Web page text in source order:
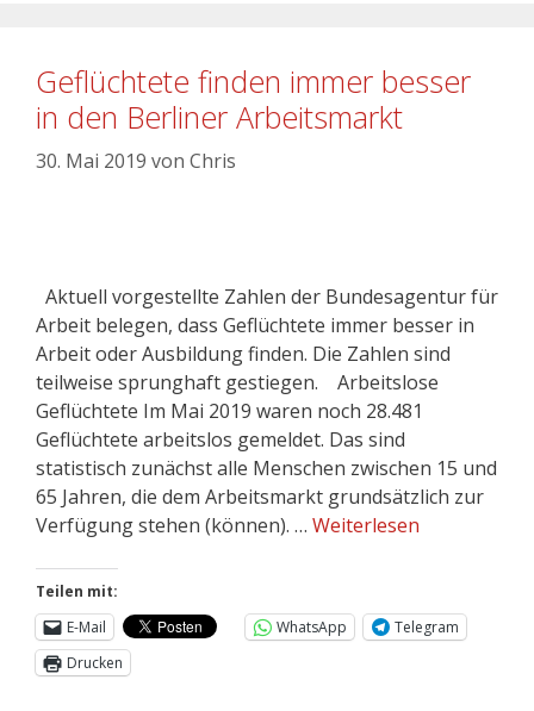
Geflüchtete finden immer besser
in den Berliner Arbeitsmarkt
30. Mai 2019 von Chris
Aktuell vorgestellte Zahlen der Bundesagentur für
Arbeit belegen, dass Geflüchtete immer besser in
Arbeit oder Ausbildung finden. Die Zahlen sind
teilweise sprunghaft gestiegen. Arbeitslose
Geflüchtete Im Mai 2019 waren noch 28.481
Geflüchtete arbeitslos gemeldet. Das sind
statistisch zunächst alle Menschen zwischen 15 und
65 Jahren, die dem Arbeitsmarkt grundsätzlich zur
Verfügung stehen (können). … Weiterlesen
Teilen mit:
E-Mail
WhatsApp
Telegram
Drucken